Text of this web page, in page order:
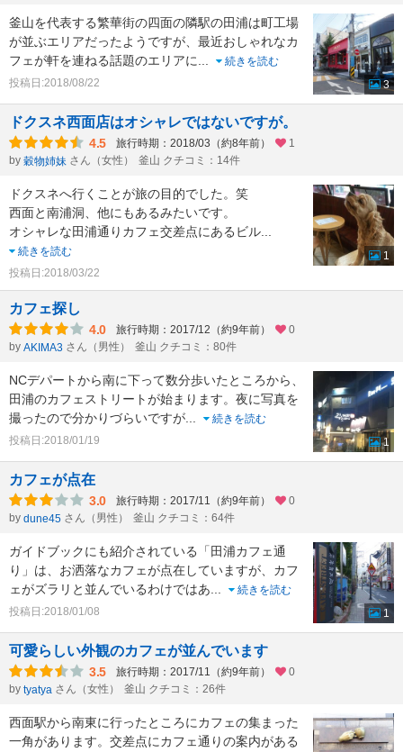
釜山を代表する繁華街の四面の隣駅の田浦は町工場
が並ぶエリアだったようですが、最近おしゃれなカ
フェが軒を連ねる話題のエリアに
続きを読む
投稿日:2018/08/22
3
ドクスネ西面店はオシャレではないですが。
4.5 旅行時期：2018/03（約8年前）
1
by 穀物姉妹 さん（女性） 釜山 クチコミ：14件
ドクスネへ行くことが旅の目的でした。笑
西面と南浦洞、他にもあるみたいです。
オシャレな田浦通りカフェ交差点にあるビル
続きを読む
投稿日:2018/03/22
1
カフェ探し
4.0 旅行時期：2017/12（約9年前）
0
by AKIMA3 さん（男性） 釜山 クチコミ：80件
NCデパートから南に下って数分歩いたところから、
田浦のカフェストリートが始まります。夜に写真を
撮ったので分かりづらいですが
続きを読む
投稿日:2018/01/19
1
カフェが点在
3.0 旅行時期：2017/11（約9年前）
0
by dune45 さん（男性） 釜山 クチコミ：64件
ガイドブックにも紹介されている「田浦カフェ通
り」は、お洒落なカフェが点在していますが、カフ
ェがズラリと並んでいるわけではあ
続きを読む
投稿日:2018/01/08
1
可愛らしい外観のカフェが並んでいます
3.5 旅行時期：2017/11（約9年前）
0
by tyatya さん（女性） 釜山 クチコミ：26件
西面駅から南東に行ったところにカフェの集まった
一角があります。交差点にカフェ通りの案内がある